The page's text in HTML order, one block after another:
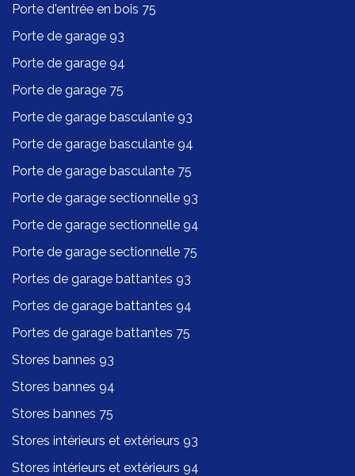
Porte d'entrée en bois 75
Porte de garage 93
Porte de garage 94
Porte de garage 75
Porte de garage basculante 93
Porte de garage basculante 94
Porte de garage basculante 75
Porte de garage sectionnelle 93
Porte de garage sectionnelle 94
Porte de garage sectionnelle 75
Portes de garage battantes 93
Portes de garage battantes 94
Portes de garage battantes 75
Stores bannes 93
Stores bannes 94
Stores bannes 75
Stores intérieurs et extérieurs 93
Stores intérieurs et extérieurs 94